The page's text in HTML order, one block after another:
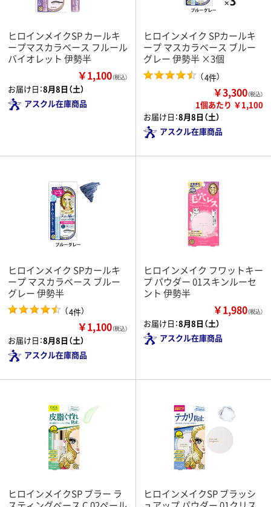
ヒロインメイクSP カールキ
ープマスカラベース フルール
バイオレット 伊勢半
￥1,100（税込）
お届け日：8月8日（土）
アスクル在庫商品
ヒロインメイク SPカールキ
ープ マスカラベース ブルー
グレー 伊勢半 ×3個
（4件）
￥3,300（税込）
1個あたり ￥1,100
お届け日：8月8日（土）
アスクル在庫商品
ヒロインメイク SPカールキ
ープ マスカラベース ブルー
グレー 伊勢半
（4件）
￥1,100（税込）
お届け日：8月8日（土）
アスクル在庫商品
ヒロインメイク フワットキー
プ パウダー 01スキンルーセ
ント 伊勢半
￥1,980（税込）
お届け日：8月8日（土）
アスクル在庫商品
ヒロインメイクSP ブラー ラ
ヒロインメイクSP ブラッシ